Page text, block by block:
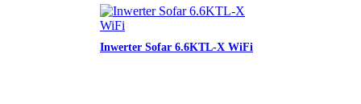
Inwerter Sofar 6.6KTL-X WiFi